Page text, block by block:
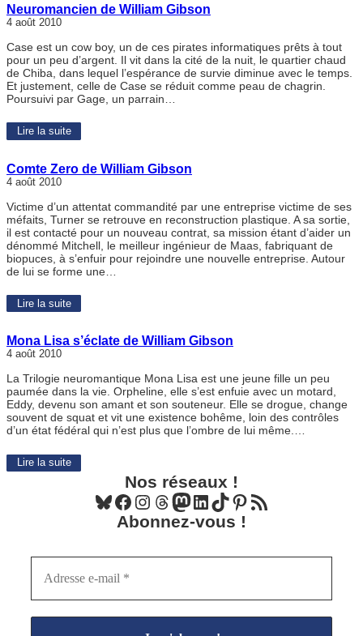
Neuromancien de William Gibson
4 août 2010
Case est un cow boy, un de ces pirates informatiques prêts à tout
pour un peu d’argent. Il vit dans la cité de la nuit, le quartier chaud
de Chiba, dans lequel l’espérance de survie diminue avec le temps.
Et justement, celle de Case se réduit comme peau de chagrin.
Poursuivi par Gage, un parrain…
Lire la suite
Comte Zero de William Gibson
4 août 2010
Victime d’un attentat commandité par une entreprise victime de ses
méfaits, Turner se retrouve en reconstruction plastique. A sa sortie,
il est contacté pour un nouveau contrat, sa mission étant d’aider un
dénommé Mitchell, le meilleur ingénieur de Maas, fabriquant de
biopuces, à s’enfuir pour rejoindre une nouvelle entreprise. Autour
de lui se forme une…
Lire la suite
Mona Lisa s’éclate de William Gibson
4 août 2010
La Trilogie neuromantique Mona Lisa est une jeune fille un peu
paumée dans la vie. Orpheline, elle s’est enfuie avec un motard,
Eddy, devenu son amant et son souteneur. Elle se drogue, change
souvent de squat et vit une existence bohême, loin des contrôles
d’un état fédéral qui n’est plus que l’ombre de lui même.…
Lire la suite
Nos réseaux !
Bluesky Facebook Instagram Threads Mastodon LinkedIn TikTok Pinterest Flux RSS
Abonnez-vous !